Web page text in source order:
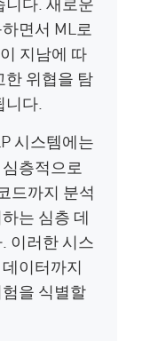
면서 ML로
지남에 따
한 위협을 탐
니다.
시스템에는
층적으로
드까지 분석
는 심층 데
이러한 시스
이터까지
을 식별할